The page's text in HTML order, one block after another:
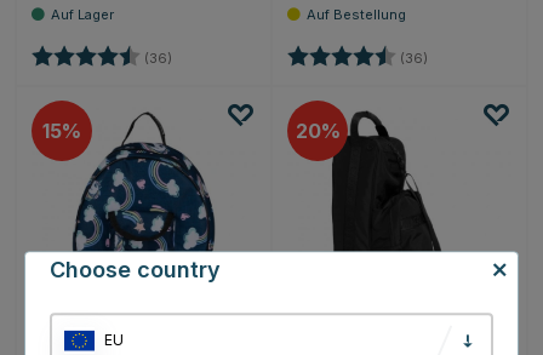
Bewertung: (36) 4.4 von 5 SternenBewertung: (36)
15 20
Choose country
EU